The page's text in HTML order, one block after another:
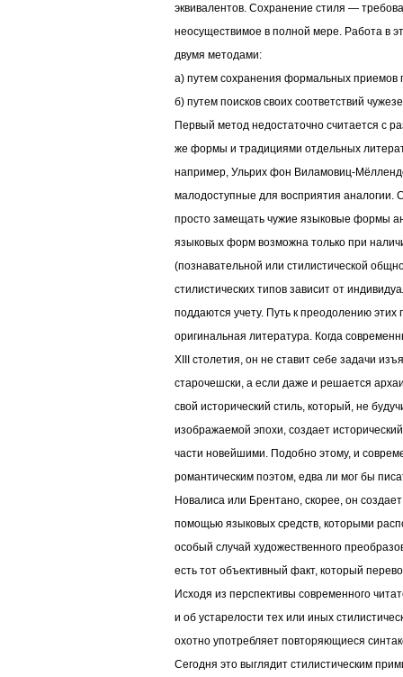
эквивалентов. Сохранение стиля —
неосуществимое в полной мере. Работа в
двумя методами:
а) путем сохранения формальных приемов
б) путем поисков своих соответствий
Первый метод недостаточно считается с
же формы и традициями отдельных
например, Ульрих фон Виламовиц-
малодоступные для восприятия аналогии.
просто замещать чужие языковые формы
языковых форм возможна только при
(познавательной или стилистической
стилистических типов зависит от
поддаются учету. Путь к преодолению этих
оригинальная литература. Когда
XIII столетия, он не ставит себе задачи
старочешски, а если даже и решается
свой исторический стиль, который, не
изображаемой эпохи, создает
части новейшими. Подобно этому, и
романтическим поэтом, едва ли мог бы
Новалиса или Брентано, скорее, он
помощью языковых средств, которыми
особый случай художественного
есть тот объективный факт, который
Исходя из перспективы современного
и об устарелости тех или иных
охотно употребляет повторяющиеся
Сегодня это выглядит стилистическим